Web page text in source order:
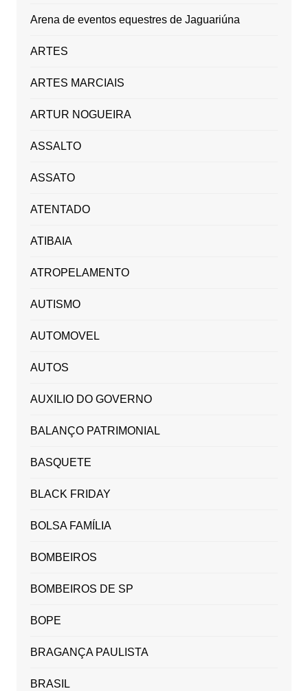
Arena de eventos equestres de Jaguariúna
ARTES
ARTES MARCIAIS
ARTUR NOGUEIRA
ASSALTO
ASSATO
ATENTADO
ATIBAIA
ATROPELAMENTO
AUTISMO
AUTOMOVEL
AUTOS
AUXILIO DO GOVERNO
BALANÇO PATRIMONIAL
BASQUETE
BLACK FRIDAY
BOLSA FAMÍLIA
BOMBEIROS
BOMBEIROS DE SP
BOPE
BRAGANÇA PAULISTA
BRASIL